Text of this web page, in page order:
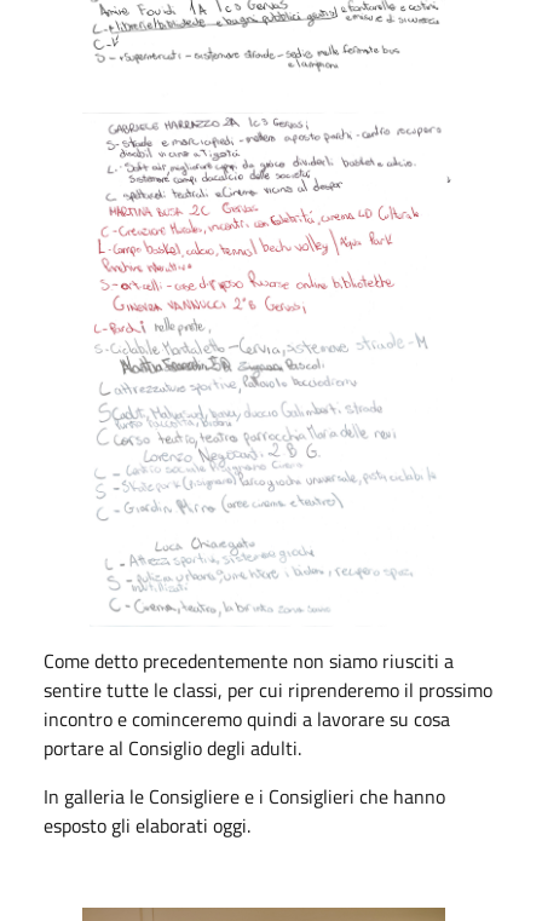
Come detto precedentemente non siamo riusciti a
sentire tutte le classi, per cui riprenderemo il prossimo
incontro e cominceremo quindi a lavorare su cosa
portare al Consiglio degli adulti.
In galleria le Consigliere e i Consiglieri che hanno
esposto gli elaborati oggi.